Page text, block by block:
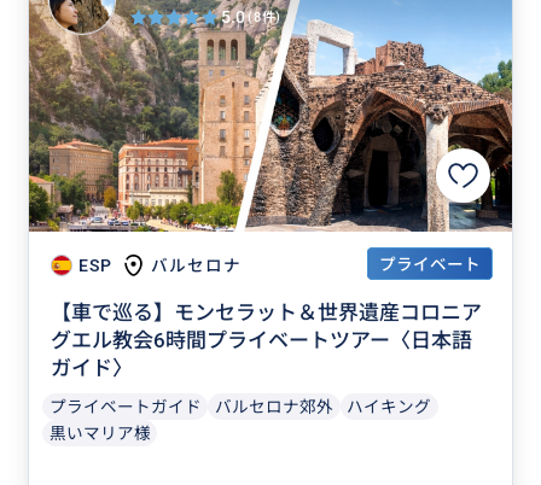
ESP バルセロナ プライベート
【車で巡る】モンセラット＆世界遺産コロニア
グエル教会6時間プライベートツアー〈日本語
ガイド〉
プライベートガイド バルセロナ郊外
ハイキング
黒いマリア様
5.0(8件)